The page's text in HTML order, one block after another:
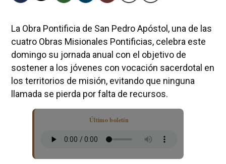
La Obra Pontificia de San Pedro Apóstol, una de las
cuatro Obras Misionales Pontificias, celebra este
domingo su jornada anual con el objetivo de
sostener a los jóvenes con vocación sacerdotal en
los territorios de misión, evitando que ninguna
llamada se pierda por falta de recursos.
Último boletín